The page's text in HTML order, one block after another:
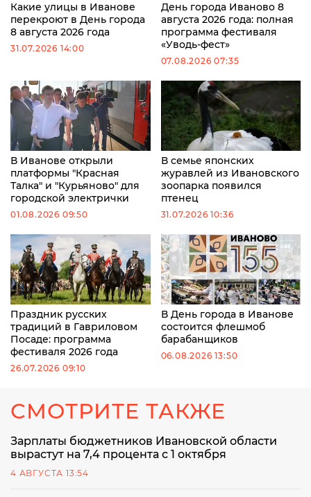
Какие улицы в Иванове
перекроют в День города
8 августа 2026 года
31.07.2026 14:00
День города Иваново 8
августа 2026 года: полная
программа фестиваля
«Уводь-фест»
07.08.2026 07:35
В Иванове открыли
платформы "Красная
Талка" и "Курьяново" для
городской электрички
01.08.2026 09:50
В семье японских
журавлей из Ивановского
зоопарка появился
птенец
31.07.2026 10:36
Праздник русских
традиций в Гавриловом
Посаде: программа
фестиваля 2026 года
26.07.2026 09:10
В День города в Иванове
состоится флешмоб
барабанщиков
06.08.2026 13:50
СМОТРИТЕ ТАКЖЕ
Зарплаты бюджетников Ивановской области
вырастут на 7,4 процента с 1 октября
4 АВГУСТА 13:54